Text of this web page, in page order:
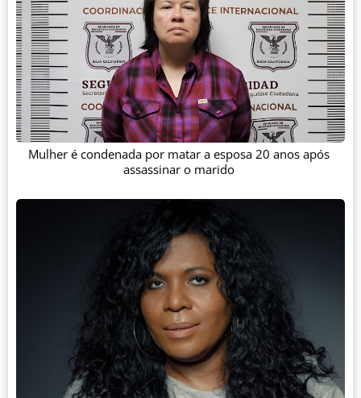
Mulher é condenada por matar a esposa 20 anos após
assassinar o marido